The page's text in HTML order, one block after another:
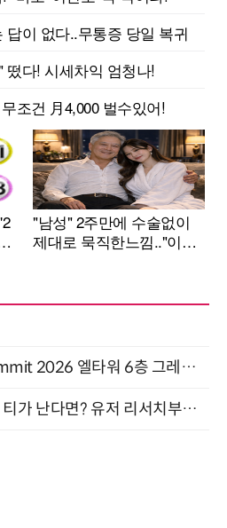
Next AI & Big Data Summit 2026 엘타워 6층 그레이스홀 개최 (9/18)
그럴듯하지만 AI가 만든 티가 난다면? 유저 리서치부터 배포까지! (9/15)